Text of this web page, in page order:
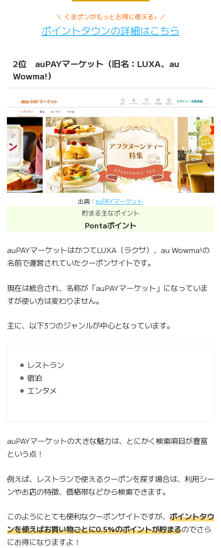
＼ くまポンがもっとお得に使える♪ ／
ポイントタウンの詳細はこちら
2位 auPAYマーケット（旧名：LUXA、au
Wowma!）
出典： auPAYマーケット
貯まる主なポイント
Pontaポイント
auPAYマーケットはかつてLUXA（ラクサ）、au Wowma!の
名前で運営されていたクーポンサイトです。
現在は統合され、名称が「auPAYマーケット」になっていま
すが使い方は変わりません。
主に、以下3つのジャンルが中心となっています。
レストラン
宿泊
エンタメ
auPAYマーケットの大きな魅力は、とにかく検索項目が豊富
という点！
例えば、レストランで使えるクーポンを探す場合は、利用シー
ンやお店の特徴、価格帯などから検索できます。
このようにとても便利なクーポンサイトですが、 ポイントタウ
ンを使えばお買い物ごとに0.5%のポイントが貯まるのでさら
にお得になりますよ！